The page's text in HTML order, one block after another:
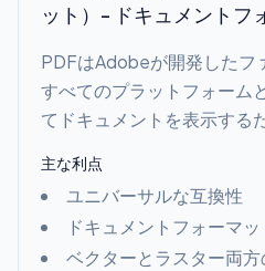
ット）- ドキュメントフ
PDFはAdobeが開発したフ
すべてのプラットフォーム
てドキュメントを表示する
主な利点
ユニバーサルな互換性
ドキュメントフォーマ
ベクターとラスター両